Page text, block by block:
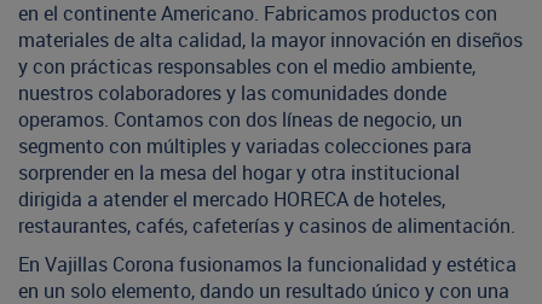
en el continente Americano. Fabricamos productos con
materiales de alta calidad, la mayor innovación en diseños
y con prácticas responsables con el medio ambiente,
nuestros colaboradores y las comunidades donde
operamos. Contamos con dos líneas de negocio, un
segmento con múltiples y variadas colecciones para
sorprender en la mesa del hogar y otra institucional
dirigida a atender el mercado HORECA de hoteles,
restaurantes, cafés, cafeterías y casinos de alimentación.
En Vajillas Corona fusionamos la funcionalidad y estética
en un solo elemento, dando un resultado único y con una